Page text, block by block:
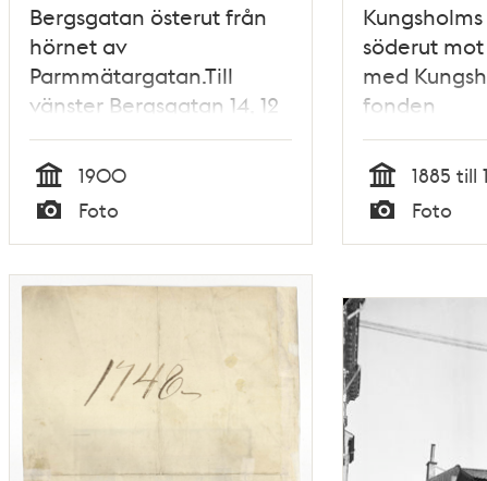
Bergsgatan österut från
hörnet av
Parmmätargatan.Till
vänster Bergsgatan 14, 12
och 10 i kvarteret
Bergsklippan Större.En
häst är på väg uppför
backen.
Tid
1900
Typ
Foto
söderut
med
fonden
Tid
1885 till
Typ
Foto